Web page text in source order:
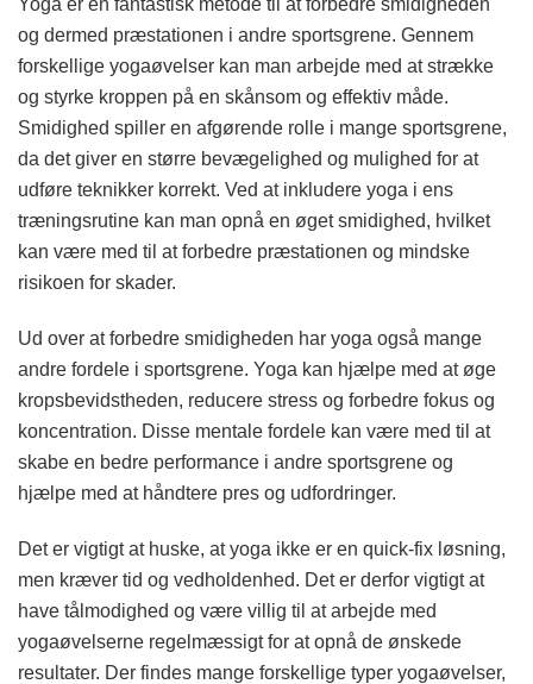
og dermed præstationen i andre sportsgrene. Gennem
forskellige yogaøvelser kan man arbejde med at strække
og styrke kroppen på en skånsom og effektiv måde.
Smidighed spiller en afgørende rolle i mange sportsgrene,
da det giver en større bevægelighed og mulighed for at
udføre teknikker korrekt. Ved at inkludere yoga i ens
træningsrutine kan man opnå en øget smidighed, hvilket
kan være med til at forbedre præstationen og mindske
risikoen for skader.
Ud over at forbedre smidigheden har yoga også mange
andre fordele i sportsgrene. Yoga kan hjælpe med at øge
kropsbevidstheden, reducere stress og forbedre fokus og
koncentration. Disse mentale fordele kan være med til at
skabe en bedre performance i andre sportsgrene og
hjælpe med at håndtere pres og udfordringer.
Det er vigtigt at huske, at yoga ikke er en quick-fix løsning,
men kræver tid og vedholdenhed. Det er derfor vigtigt at
have tålmodighed og være villig til at arbejde med
yogaøvelserne regelmæssigt for at opnå de ønskede
resultater. Der findes mange forskellige typer yogaøvelser,